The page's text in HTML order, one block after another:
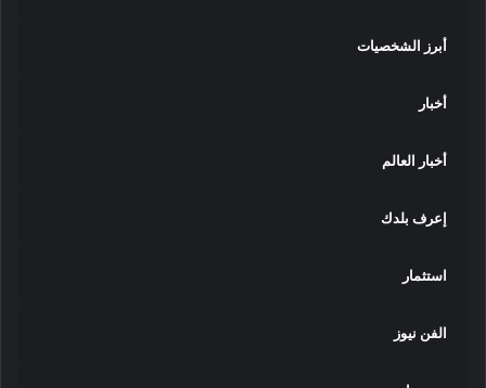
أبرز الشخصيات
أخبار
أخبار العالم
إعرف بلدك
استثمار
الفن نيوز